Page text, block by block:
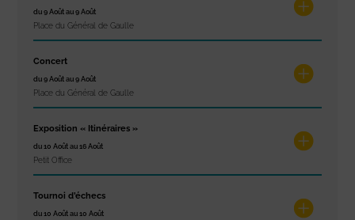
du 9 Août au 9 Août
Place du Général de Gaulle
Concert
du 9 Août au 9 Août
Place du Général de Gaulle
Exposition « Itinéraires »
du 10 Août au 16 Août
Petit Office
Tournoi d’échecs
du 10 Août au 10 Août